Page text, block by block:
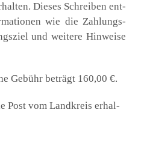
Die­ses Schrei­ben ent­
wie die Zah­lungs­
und wei­te­re Hin­wei­se
Gebühr beträgt 160,00 €.
Post vom Land­kreis erhal­